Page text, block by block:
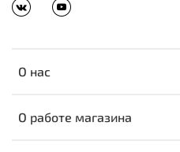
О нас
О работе магазина